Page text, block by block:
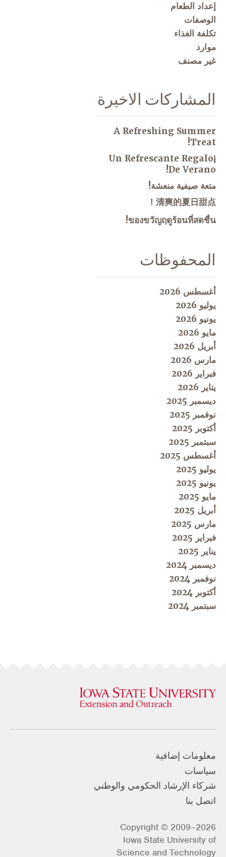
إعداد الطعام
الوصفات
تكلفة الغذاء
موارد
غير مصنف
المشاركات الاخيرة
A Refreshing Summer
Treat!
¡Un Refrescante Regalo
De Verano!
متعة صيفية منعشة!
清爽的夏日甜点！
ของขวัญฤดูร้อนที่สดชื่น!
المحفوظات
أغسطس 2026
يوليو 2026
يونيو 2026
مايو 2026
أبريل 2026
مارس 2026
فبراير 2026
يناير 2026
ديسمبر 2025
نوفمبر 2025
أكتوبر 2025
سبتمبر 2025
أغسطس 2025
يوليو 2025
يونيو 2025
مايو 2025
أبريل 2025
مارس 2025
فبراير 2025
يناير 2025
ديسمبر 2024
نوفمبر 2024
أكتوبر 2024
سبتمبر 2024
معلومات إضافية
سياسات
شركاء الإرشاد الحكومي والوطني
اتصل بنا
Copyright © 2009–2026
Iowa State University of
Science and Technology